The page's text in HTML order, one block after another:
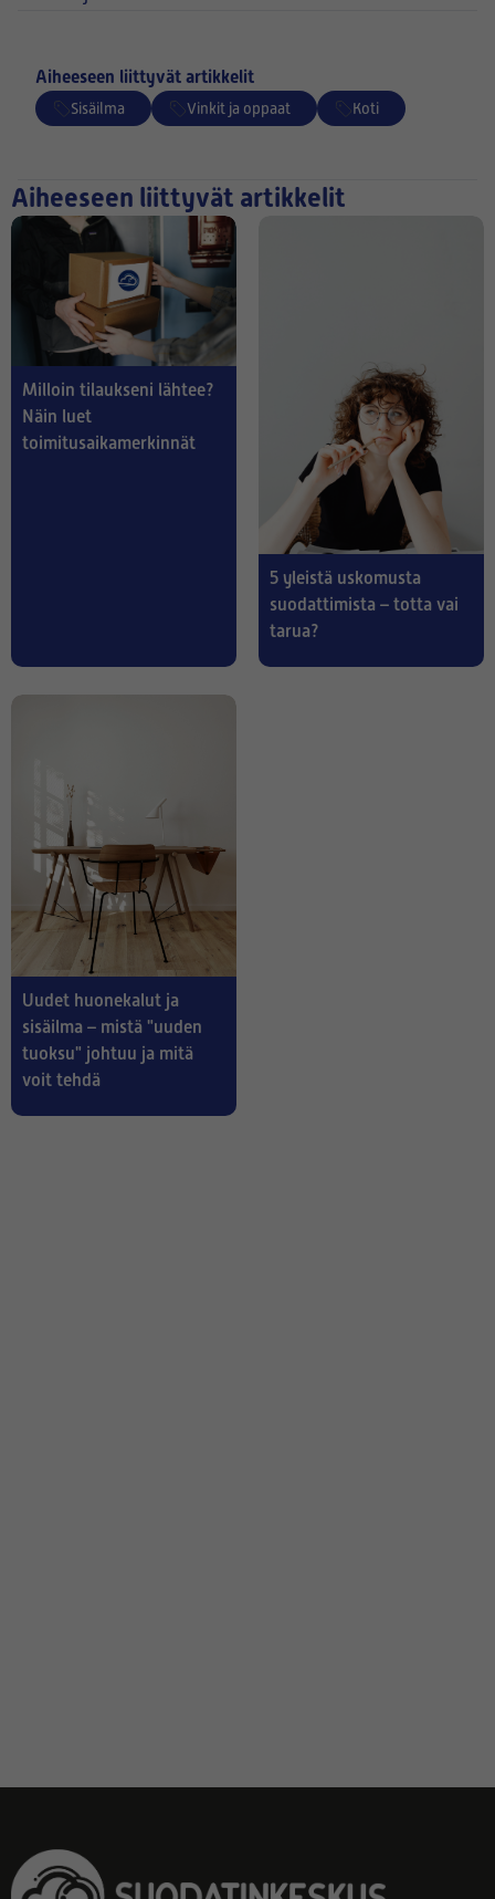
Aiheeseen liittyvät artikkelit
Sisäilma Vinkit ja oppaat Koti
Aiheeseen liittyvät artikkelit
Milloin tilaukseni lähtee?
Näin luet
toimitusaikamerkinnät
5 yleistä uskomusta
suodattimista – totta vai
tarua?
Uudet huonekalut ja
sisäilma – mistä "uuden
tuoksu" johtuu ja mitä
voit tehdä